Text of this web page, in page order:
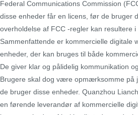
Federal Communications Commission
disse enheder får en licens, før de bruger
overholdelse af FCC -regler kan resultere
Sammenfattende er kommercielle digitale
enheder, der kan bruges til både
De giver klar og pålidelig kommunikation
Brugere skal dog være opmærksomme på
de bruger disse enheder. Quanzhou
en førende leverandør af kommercielle